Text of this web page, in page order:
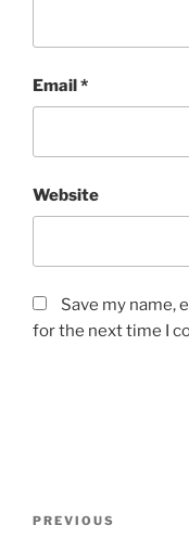
Email*
Website
Save my name,
for the next time I
Previous
PREVIOUS